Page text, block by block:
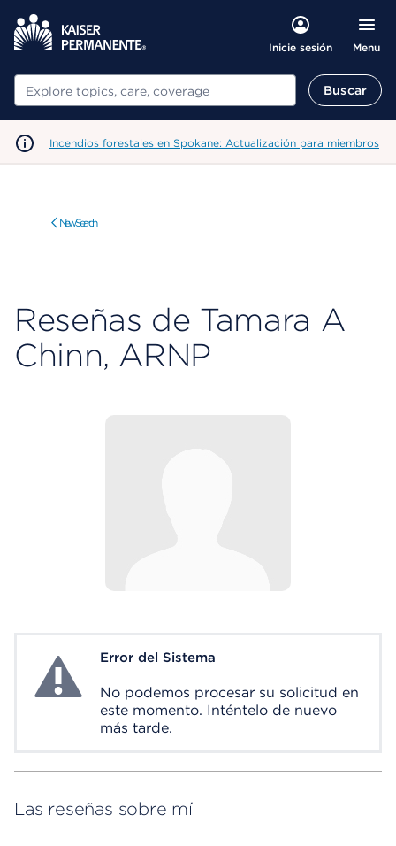
Inicie sesión Menu
Buscar Buscar
Incendios forestales en Spokane: Actualización para miembros
New Search
Reseñas de Tamara A
Chinn, ARNP
System ErrorError del Sistema
No podemos procesar su solicitud en
este momento. Inténtelo de nuevo
más tarde.
Las reseñas sobre mí